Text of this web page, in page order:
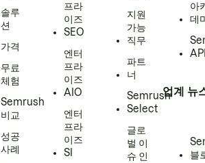
솔루
션
가격
무료
체험
Semrush
비교
성공
사례
프라
이즈
SEO
엔터
프라
이즈
AIO
엔터
프라
이즈
SI
지원
가능
직무
파트
너
Semrush
Select
글로
벌 이
슈 인
아
데
업계 뉴
블